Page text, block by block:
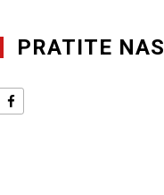
PRATITE NAS